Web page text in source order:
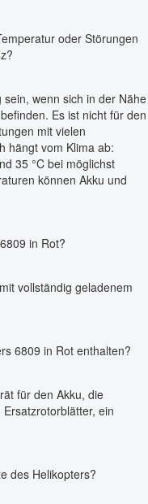
oder Störungen
wenn sich in der Nähe
Es ist nicht für den
mit vielen
hängt vom Klima ab:
35 °C bei möglichst
können Akku und
in Rot?
vollständig geladenem
6809 in Rot enthalten?
für den Akku, die
ein
des Helikopters?